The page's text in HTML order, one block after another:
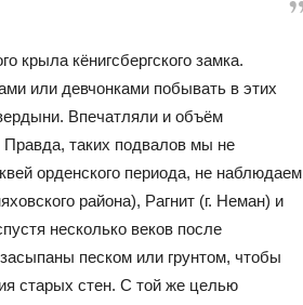
крыла кёнигсбергского замка.
или девчонками побывать в этих
Впечатляли и объём
таких подвалов мы не
орденского периода, не наблюдаем
района), Рагнит (г. Неман) и
несколько веков после
песком или грунтом, чтобы
старых стен. С той же целью